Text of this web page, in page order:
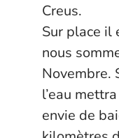
Creus.
Sur place il
nous
Novembre.
l’eau
envie de